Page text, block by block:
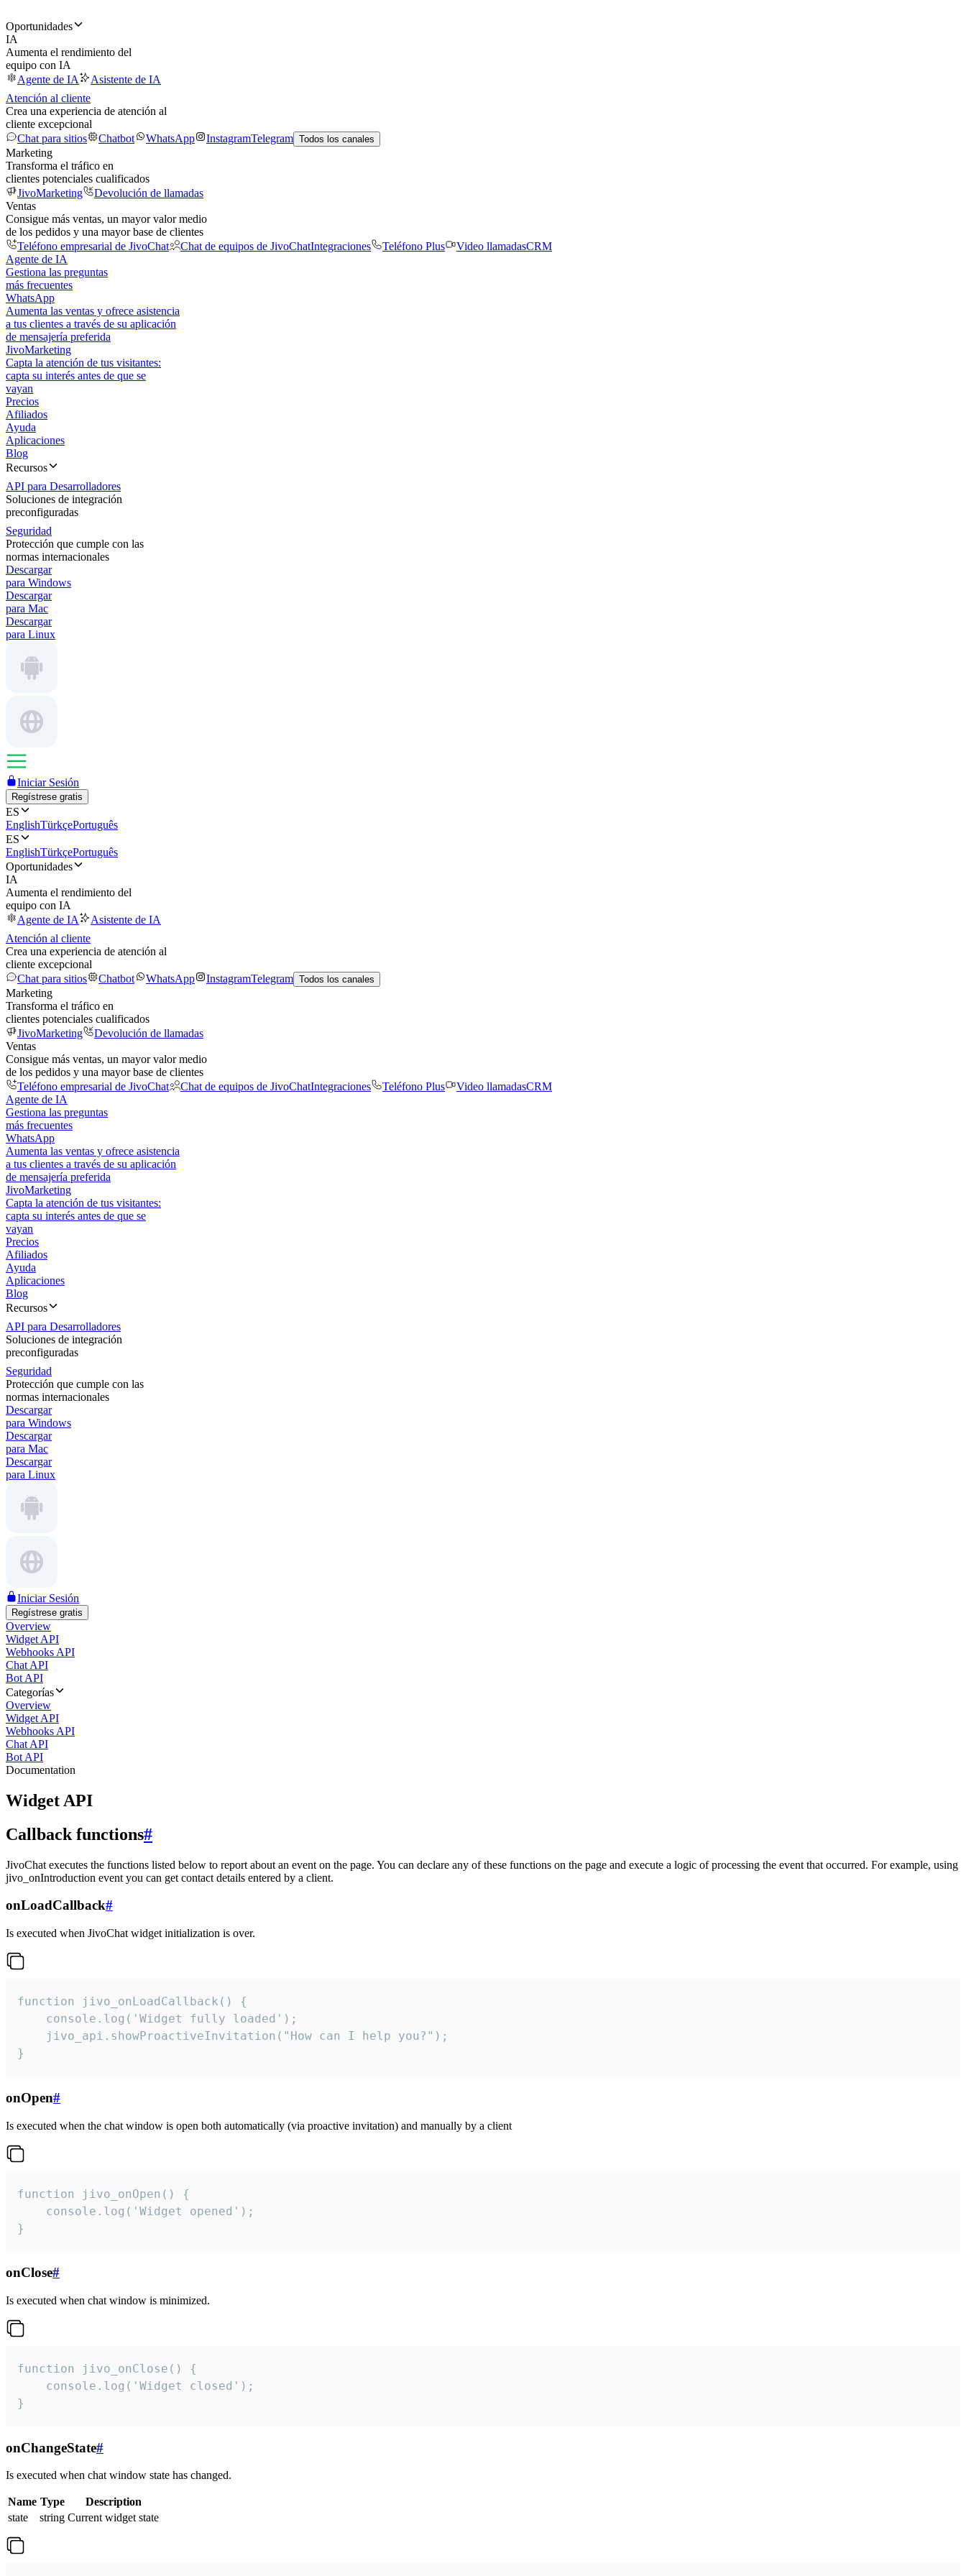
Oportunidades
IA
Aumenta el rendimiento del
equipo con IA
Agente de IA
Asistente de IA
Atención al cliente
Crea una experiencia de atención al
cliente excepcional
Chat para sitios
Chatbot WhatsApp InstagramTelegram Todos los canales
Marketing
Transforma el tráfico en
clientes potenciales cualificados
JivoMarketing
Devolución de llamadas
Ventas
Consigue más ventas, un mayor valor medio
de los pedidos y una mayor base de clientes
Teléfono empresarial de JivoChat
Chat de equipos de JivoChatIntegraciones Teléfono Plus Video llamadasCRM
Agente de IA
Gestiona las preguntas
más frecuentes
WhatsApp
Aumenta las ventas y ofrece asistencia
a tus clientes a través de su aplicación
de mensajería preferida
JivoMarketing
Capta la atención de tus visitantes:
capta su interés antes de que se
vayan
Precios
Afiliados
Ayuda
Aplicaciones
Blog
Recursos
API para Desarrolladores
Soluciones de integración
preconfiguradas
Seguridad
Protección que cumple con las
normas internacionales
Descargar
para Windows
Descargar
para Mac
Descargar
para Linux
Iniciar Sesión
Regístrese gratis
ES
EnglishTürkçePortuguês
ES
EnglishTürkçePortuguês
Oportunidades
IA
Aumenta el rendimiento del
equipo con IA
Agente de IA
Asistente de IA
Atención al cliente
Crea una experiencia de atención al
cliente excepcional
Chat para sitios
Chatbot WhatsApp InstagramTelegram Todos los canales
Marketing
Transforma el tráfico en
clientes potenciales cualificados
JivoMarketing
Devolución de llamadas
Ventas
Consigue más ventas, un mayor valor medio
de los pedidos y una mayor base de clientes
Teléfono empresarial de JivoChat
Chat de equipos de JivoChatIntegraciones Teléfono Plus Video llamadasCRM
Agente de IA
Gestiona las preguntas
más frecuentes
WhatsApp
Aumenta las ventas y ofrece asistencia
a tus clientes a través de su aplicación
de mensajería preferida
JivoMarketing
Capta la atención de tus visitantes:
capta su interés antes de que se
vayan
Precios
Afiliados
Ayuda
Aplicaciones
Blog
Recursos
API para Desarrolladores
Soluciones de integración
preconfiguradas
Seguridad
Protección que cumple con las
normas internacionales
Descargar
para Windows
Descargar
para Mac
Descargar
para Linux
Iniciar Sesión
Regístrese gratis
Overview
Widget API
Webhooks API
Chat API
Bot API
Categorías
Overview
Widget API
Webhooks API
Chat API
Bot API
Documentation
Widget API
Callback functions#
JivoChat executes the functions listed below to report about an event on the page. You can declare any of these functions on the page and execute a logic of processing the event that occurred. For example, using
jivo_onIntroduction event you can get contact details entered by a client.
onLoadCallback#
Is executed when JivoChat widget initialization is over.
function jivo_onLoadCallback() {
    console.log('Widget fully loaded');
    jivo_api.showProactiveInvitation("How can I help you?");
}
onOpen#
Is executed when the chat window is open both automatically (via proactive invitation) and manually by a client
function jivo_onOpen() {
    console.log('Widget opened');
}
onClose#
Is executed when chat window is minimized.
function jivo_onClose() {
    console.log('Widget closed');
}
onChangeState#
Is executed when chat window state has changed.
Name Type
Description
state
string Current widget state